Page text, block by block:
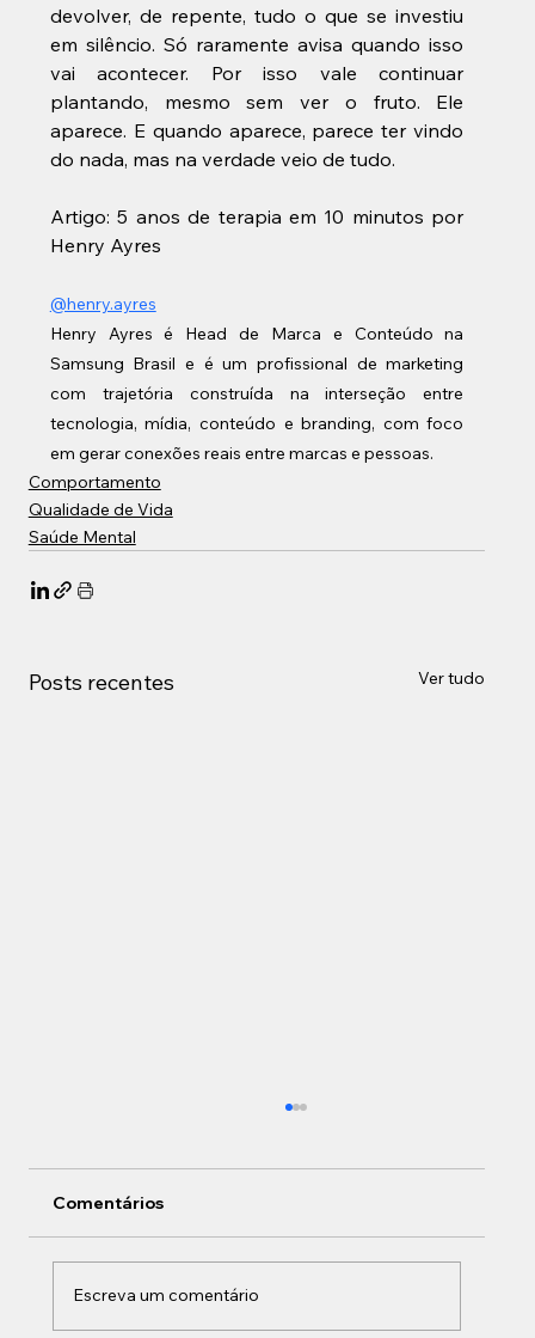
devolver, de repente, tudo o que se investiu
em silêncio. Só raramente avisa quando isso
vai acontecer. Por isso vale continuar
plantando, mesmo sem ver o fruto. Ele
aparece. E quando aparece, parece ter vindo
do nada, mas na verdade veio de tudo.
Artigo: 5 anos de terapia em 10 minutos por
Henry Ayres
@henry.ayres
Henry Ayres é Head de Marca e Conteúdo na
Samsung Brasil e é um profissional de marketing
com trajetória construída na interseção entre
tecnologia, mídia, conteúdo e branding, com foco
em gerar conexões reais entre marcas e pessoas.
Comportamento
Qualidade de Vida
Saúde Mental
Posts recentes Ver tudo
Comentários
Escreva um comentário